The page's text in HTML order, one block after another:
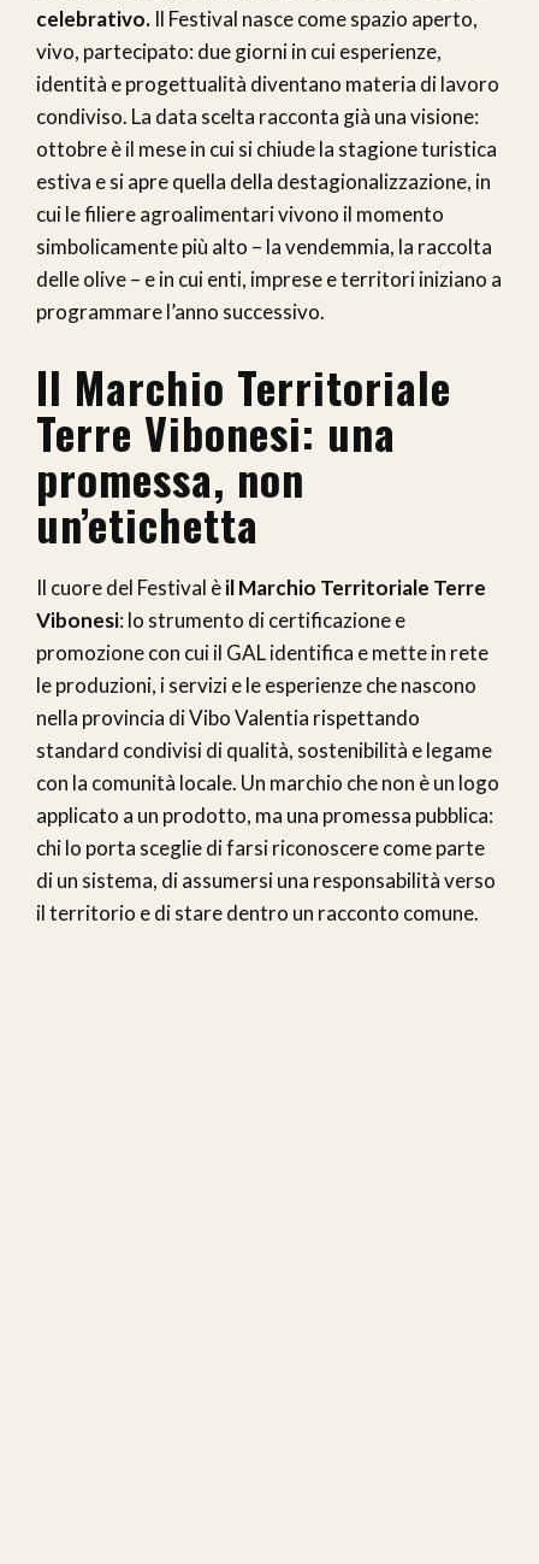
celebrativo. Il Festival nasce come spazio aperto,
vivo, partecipato: due giorni in cui esperienze,
identità e progettualità diventano materia di lavoro
condiviso. La data scelta racconta già una visione:
ottobre è il mese in cui si chiude la stagione turistica
estiva e si apre quella della destagionalizzazione, in
cui le filiere agroalimentari vivono il momento
simbolicamente più alto – la vendemmia, la raccolta
delle olive – e in cui enti, imprese e territori iniziano a
programmare l’anno successivo.
Il Marchio Territoriale
Terre Vibonesi: una
promessa, non
un’etichetta
Il cuore del Festival èil Marchio Territoriale Terre
Vibonesi: lo strumento di certificazione e
promozione con cui il GAL identifica e mette in rete
le produzioni, i servizi e le esperienze che nascono
nella provincia di Vibo Valentia rispettando
standard condivisi di qualità, sostenibilità e legame
con la comunità locale. Un marchio che non è un logo
applicato a un prodotto, ma una promessa pubblica:
chi lo porta sceglie di farsi riconoscere come parte
di un sistema, di assumersi una responsabilità verso
il territorio e di stare dentro un racconto comune.